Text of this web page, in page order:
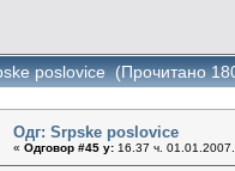
poslovice (Прочитано
Одг: Srpske poslovice
« Одговор #45 у: 16.37 ч.